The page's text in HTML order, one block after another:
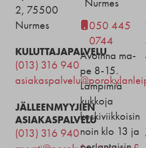
2, 75500
Nurmes
KULUTTAJAPALVELU
(013) 316 940
JÄLLEENMYYJIEN
ASIAKASPALVELU
(013) 316 940
Nurmes
050 445
0744
Avoinna ma-
pe 8-15.
Lämpimiä
kukkoja
keskiviikkoisin
noin klo 13 ja